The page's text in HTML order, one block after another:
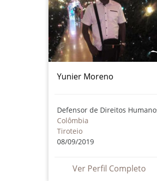
Yunier Moreno
Defensor de Direitos
Colômbia
Tiroteio
08/09/2019
Ver Perfil Completo